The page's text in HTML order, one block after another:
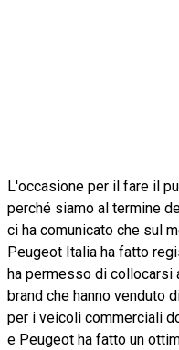
L'occasione per il fare il
perché siamo al termine
ci ha comunicato che sul
Peugeot Italia ha fatto
ha permesso di collocarsi
brand che hanno venduto
per i veicoli commerciali
e Peugeot ha fatto un